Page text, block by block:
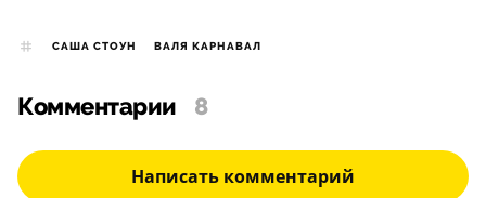
САША СТОУН ВАЛЯ КАРНАВАЛ
Комментарии 8
Написать комментарий